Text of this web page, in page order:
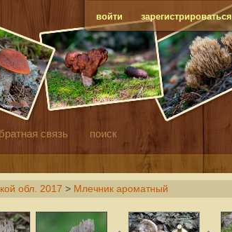
войти зарегистрироваться
связь поиск
обл. 2017 > Млечник ароматный